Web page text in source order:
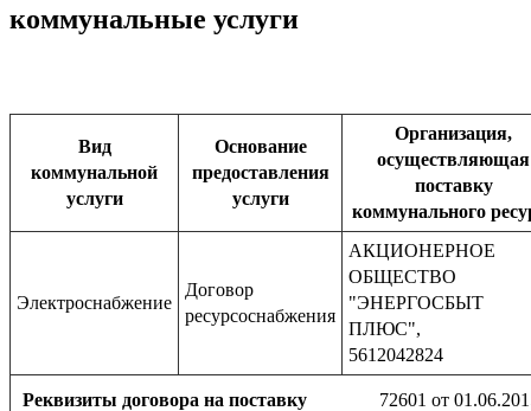
коммунальные услуги
Вид
коммунальной
услуги
Основание
предоставления
услуги
Организация,
осуществляющая
поставку
коммунального
Электроснабжение
Договор
ресурсоснабжения
АКЦИОНЕРНОЕ
ОБЩЕСТВО
"ЭНЕРГОСБЫТ
ПЛЮС",
5612042824
Реквизиты договора на поставку
72601 от